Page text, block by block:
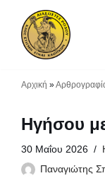
Μεταπηδήστε
Αρχική »
Ηγήσου
30 Μαΐου 2026
Παναγιώτης